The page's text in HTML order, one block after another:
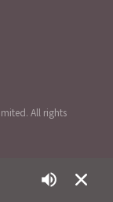
All rights